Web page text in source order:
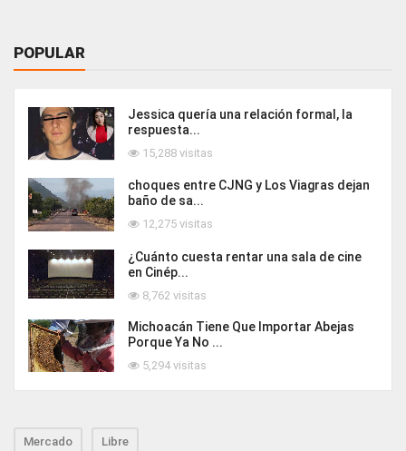
POPULAR
Jessica quería una relación formal, la
respuesta...
15,288 visitas
choques entre CJNG y Los Viagras dejan
baño de sa...
12,275 visitas
¿Cuánto cuesta rentar una sala de cine
en Cinép...
8,762 visitas
Michoacán Tiene Que Importar Abejas
Porque Ya No ...
5,294 visitas
Mercado Libre